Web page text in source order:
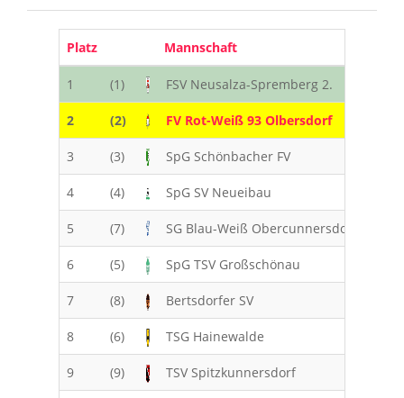
Platz Mannschaft
1 (1) FSV Neusalza-Spremberg 2.
2 (2) FV Rot-Weiß 93 Olbersdorf
3 (3) SpG Schönbacher FV
4 (4) SpG SV Neueibau
5 (7) SG Blau-Weiß Obercunnersdorf
6 (5) SpG TSV Großschönau
7 (8) Bertsdorfer SV
8 (6) TSG Hainewalde
9 (9) TSV Spitzkunnersdorf